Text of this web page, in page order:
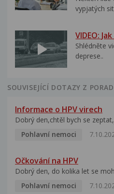
vypjatých
VIDEO:
Shlédněte
deprese..
SOUVISEJÍCÍ DOTAZY Z
Informace o HPV virech
Dobrý den,chtěl bych se
Pohlavní nemoci
Očkování na HPV
Dobrý den, do kolika let se
Pohlavní nemoci